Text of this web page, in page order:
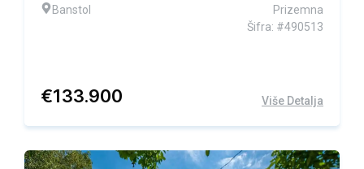
Banstol
Prizemna
Šifra: #490513
€133.900 Više Detalja